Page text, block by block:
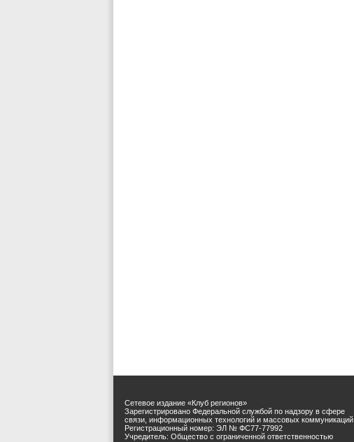
Сетевое издание «Клуб регионов»
Зарегистрировано Федеральной службой по надзору в сфере
связи, информационных технологий и массовых коммуникаций.
Регистрационный номер: ЭЛ № ФС77-77992
Учредитель: Общество с ограниченной ответственностью